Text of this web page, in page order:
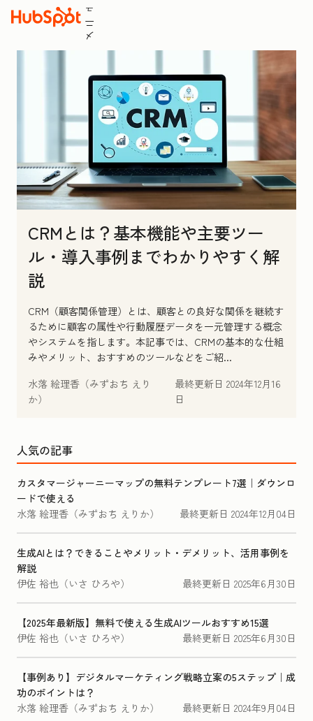
メ
ニ
ュ
CRMとは？基本機能や主要ツー
ル・導入事例までわかりやすく解
説
CRM（顧客関係管理）とは、顧客との良好な関係を継続す
るために顧客の属性や行動履歴データを一元管理する概念
やシステムを指します。本記事では、CRMの基本的な仕組
みやメリット、おすすめのツールなどをご紹...
水落 絵理香（みずおち えり
か）
最終更新日 2024年12月16
日
人気の記事
カスタマージャーニーマップの無料テンプレート7選｜ダウンロ
ードで使える
水落 絵理香（みずおち えりか）
最終更新日 2024年12月04日
生成AIとは？できることやメリット・デメリット、活用事例を
解説
伊佐 裕也（いさ ひろや）
最終更新日 2025年6月30日
【2025年最新版】無料で使える生成AIツールおすすめ15選
伊佐 裕也（いさ ひろや）
最終更新日 2025年6月30日
【事例あり】デジタルマーケティング戦略立案の5ステップ｜成
功のポイントは？
水落 絵理香（みずおち えりか）
最終更新日 2024年9月04日